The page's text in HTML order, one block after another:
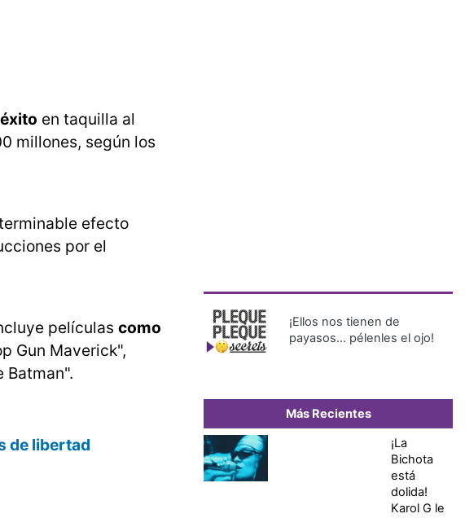
en taquilla al
millones, según los
efecto
por el
películas como
Gun Maverick",
Batman".
de libertad
¡Ellos nos tienen de
payasos… pélenles el ojo!
Más Recientes
¡La
Bichota
está
dolida!
Karol G le